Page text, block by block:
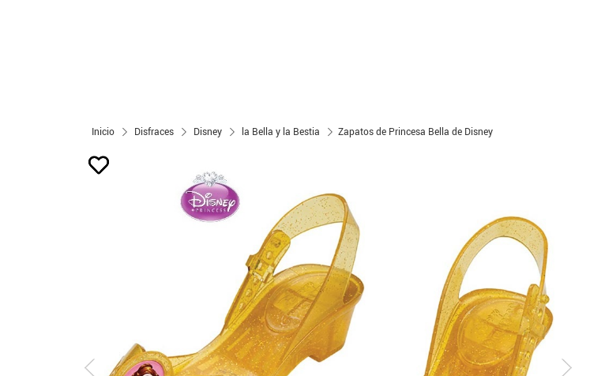
Inicio Disfraces Disney la Bella y la Bestia Zapatos de Princesa Bella de Disney